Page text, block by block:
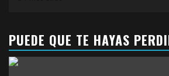
PUEDE QUE TE HAYAS